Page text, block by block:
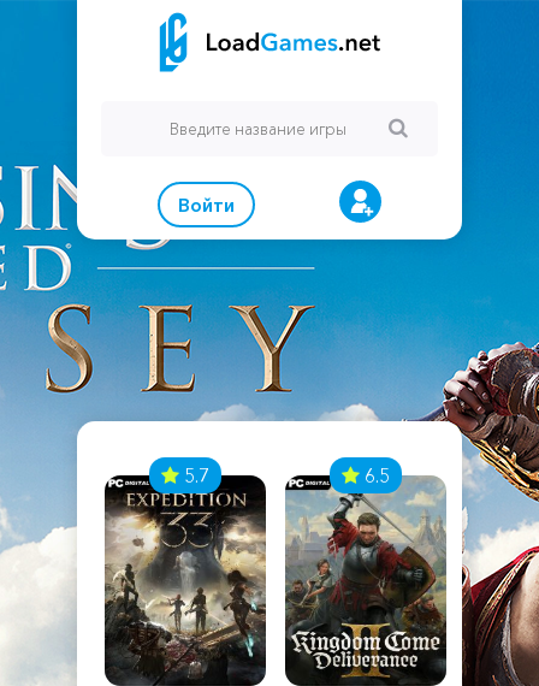
Войти
5.7 6.5